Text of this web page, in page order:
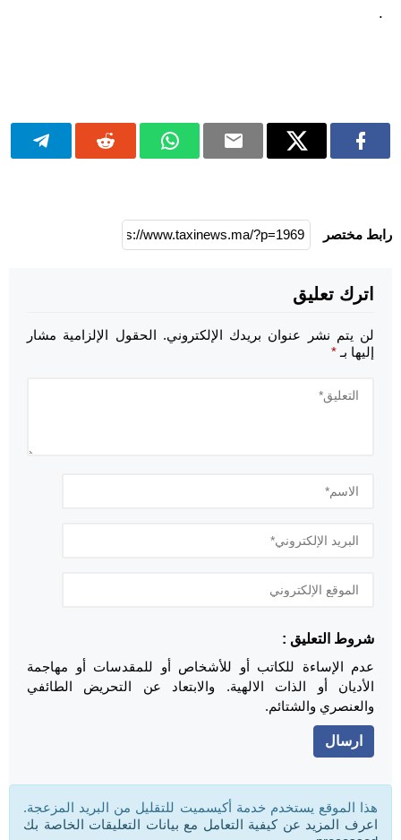
.
رابط مختصر
اترك تعليق
لن يتم نشر عنوان بريدك الإلكتروني. الحقول الإلزامية مشار
إليها بـ *
شروط التعليق :
عدم الإساءة للكاتب أو للأشخاص أو للمقدسات أو مهاجمة
الأديان أو الذات الالهية. والابتعاد عن التحريض الطائفي
والعنصري والشتائم.
هذا الموقع يستخدم خدمة أكيسميت للتقليل من البريد المزعجة.
اعرف المزيد عن كيفية التعامل مع بيانات التعليقات الخاصة بك